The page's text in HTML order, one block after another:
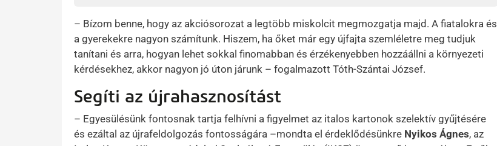
– Bízom benne, hogy az akciósorozat a legtöbb miskolcit megmozgatja majd. A fiatalokra és
a gyerekekre nagyon számítunk. Hiszem, ha őket már egy újfajta szemléletre meg tudjuk
tanítani és arra, hogyan lehet sokkal finomabban és érzékenyebben hozzáállni a környezeti
kérdésekhez, akkor nagyon jó úton járunk – fogalmazott Tóth-Szántai József.
Segíti az újrahasznosítást
– Egyesülésünk fontosnak tartja felhívni a figyelmet az italos kartonok szelektív gyűjtésére
és ezáltal az újrafeldolgozás fontosságára –mondta el érdeklődésünkre Nyikos Ágnes, az